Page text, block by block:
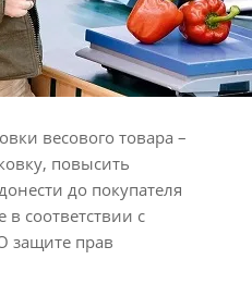
весового товара –
повысить
до покупателя
соответствии с
защите прав